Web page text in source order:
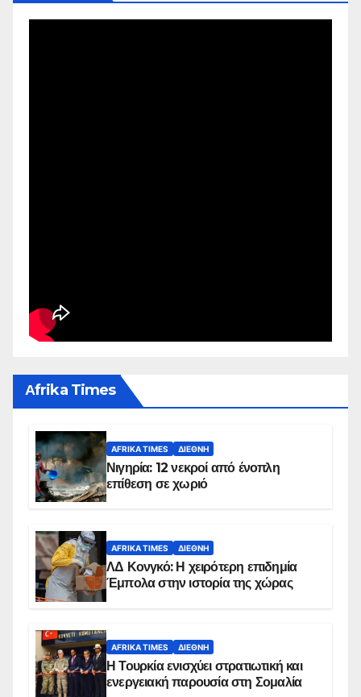
Αfrika Times
AFRIKA TIMES ΔΙΕΘΝΉ
Νιγηρία: 12 νεκροί από ένοπλη
επίθεση σε χωριό
AFRIKA TIMES ΔΙΕΘΝΉ
ΛΔ Κονγκό: Η χειρότερη επιδημία
Έμπολα στην ιστορία της χώρας
AFRIKA TIMES ΔΙΕΘΝΉ
Η Τουρκία ενισχύει στρατιωτική και
ενεργειακή παρουσία στη Σομαλία